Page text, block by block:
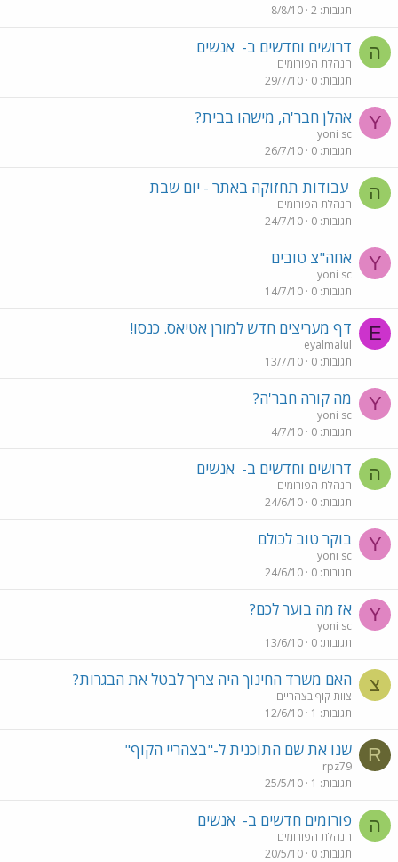
תגובות 2
8/8/10
ה דרושים וחדשים ב- אנשים
הנהלת הפורומים
תגובות 0
29/7/10
Y אהלן חבר'ה, מישהו בבית?
yoni sc
תגובות 0
26/7/10
ה עבודות תחזוקה באתר - יום שבת
הנהלת הפורומים
תגובות 0
24/7/10
Y אחה"צ טובים
yoni sc
תגובות 0
14/7/10
E דף מעריצים חדש למורן אטיאס. כנסו!
eyalmalul
תגובות 0
13/7/10
Y מה קורה חבר'ה?
yoni sc
תגובות 0
4/7/10
ה דרושים וחדשים ב- אנשים
הנהלת הפורומים
תגובות 0
24/6/10
Y בוקר טוב לכולם
yoni sc
תגובות 0
24/6/10
Y אז מה בוער לכם?
yoni sc
תגובות 0
13/6/10
צ האם משרד החינוך היה צריך לבטל את הבגרות?
צוות קוף בצהריים
תגובות 1
12/6/10
R שנו את שם התוכנית ל-"בצהריי הקוף"
rpz79
תגובות 1
25/5/10
ה פורומים חדשים ב- אנשים
הנהלת הפורומים
תגובות 0
20/5/10